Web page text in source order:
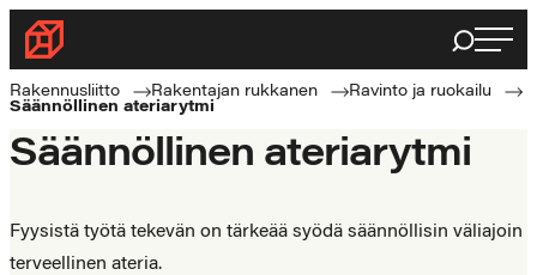
Siirry
suoraan
sisältöön
Rakennusliitto
Rakennusalan
ammattilaisten
puolella
Haku
Rakennusliitto Rakentajan rukkanen
Ravinto ja ruokailu
Säännöllinen ateriarytmi
Säännöllinen ateriarytmi
Fyysistä työtä tekevän on tärkeää syödä säännöllisin väliajoin
terveellinen ateria.